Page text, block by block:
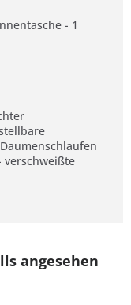
- 1
verschweißte
angesehen